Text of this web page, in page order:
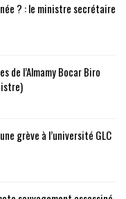
? : le ministre secrétaire
de l’Almamy Bocar Biro
grève à l’université GLC